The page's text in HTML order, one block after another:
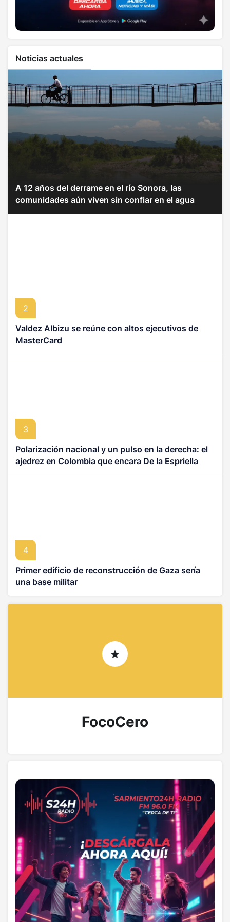
Noticias actuales
A 12 años del derrame en el río Sonora, las
comunidades aún viven sin confiar en el agua
2
Valdez Albizu se reúne con altos ejecutivos de
MasterCard
3
Polarización nacional y un pulso en la derecha: el
ajedrez en Colombia que encara De la Espriella
4
Primer edificio de reconstrucción de Gaza sería
una base militar
FocoCero